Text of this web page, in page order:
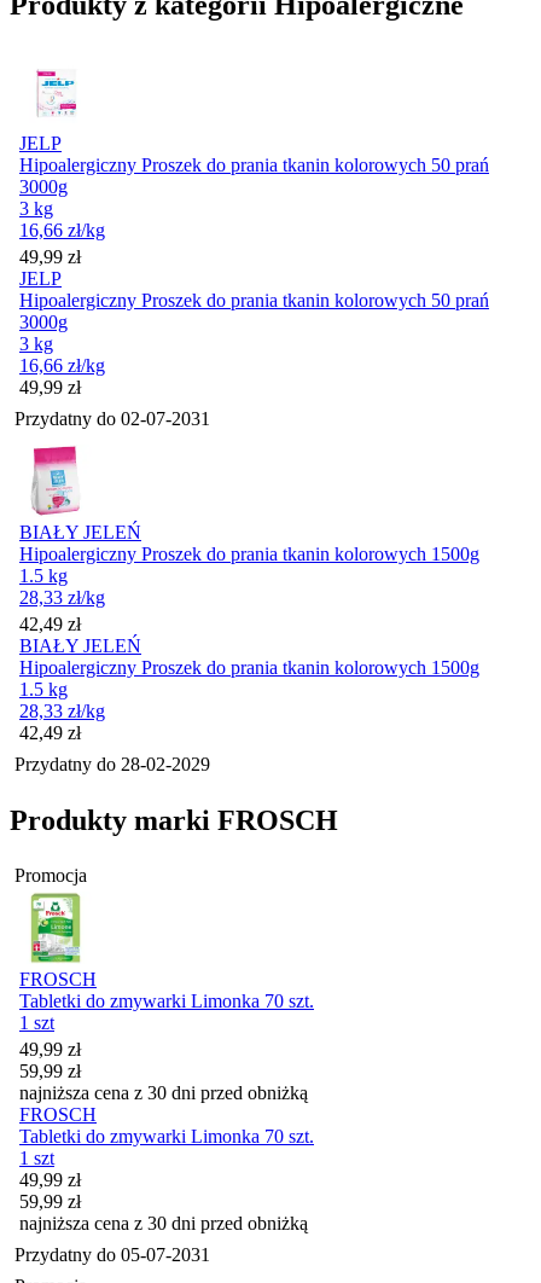
JELP
Hipoalergiczny Proszek do prania tkanin kolorowych 50 prań
3000g
3 kg
16,66 zł/kg
Cena
49,99 zł
JELP
Hipoalergiczny Proszek do prania tkanin kolorowych 50 prań
3000g
3 kg
16,66 zł/kg
Cena
49,99 zł
Przydatny do 02-07-2031
BIAŁY JELEŃ
Hipoalergiczny Proszek do prania tkanin kolorowych 1500g
1.5 kg
28,33 zł/kg
Cena
42,49 zł
BIAŁY JELEŃ
Hipoalergiczny Proszek do prania tkanin kolorowych 1500g
1.5 kg
28,33 zł/kg
Cena
42,49 zł
Przydatny do 28-02-2029
Produkty marki FROSCH
Promocja
FROSCH
Tabletki do zmywarki Limonka 70 szt.
1 szt
Cena promocyjna
49,99 zł
59,99 zł
najniższa cena z 30 dni przed obniżką
FROSCH
Tabletki do zmywarki Limonka 70 szt.
1 szt
Cena promocyjna
49,99 zł
59,99 zł
najniższa cena z 30 dni przed obniżką
Przydatny do 05-07-2031